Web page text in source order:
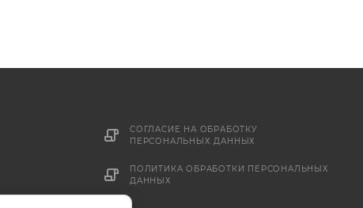
СОГЛАСИЕ НА ОБРАБОТКУ
ПЕРСОНАЛЬНЫХ ДАННЫХ
ПОЛИТИКА ОБРАБОТКИ ПЕРСОНАЛЬНЫХ
ДАННЫХ